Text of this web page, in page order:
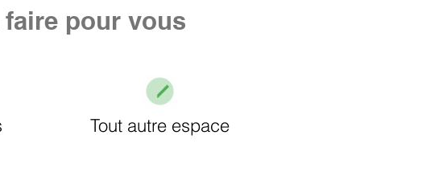
faire pour vous
Tout autre espace